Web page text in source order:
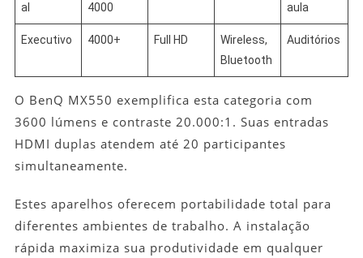
al
4000
aula
Executivo 4000+ Full HD
Wireless,
Bluetooth
Auditórios
O BenQ MX550 exemplifica esta categoria com
3600 lúmens e contraste 20.000:1. Suas entradas
HDMI duplas atendem até 20 participantes
simultaneamente.
Estes aparelhos oferecem portabilidade total para
diferentes ambientes de trabalho. A instalação
rápida maximiza sua produtividade em qualquer